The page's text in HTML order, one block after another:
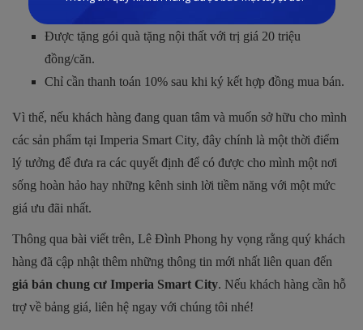
Được tặng gói quà tặng nội thất với trị giá 20 triệu
đồng/căn.
Chỉ cần thanh toán 10% sau khi ký kết hợp đồng mua bán.
Vì thế, nếu khách hàng đang quan tâm và muốn sở hữu cho mình
các sản phẩm tại Imperia Smart City, đây chính là một thời điểm
lý tưởng để đưa ra các quyết định để có được cho mình một nơi
sống hoàn hảo hay những kênh sinh lời tiềm năng với một mức
giá ưu đãi nhất.
Thông qua bài viết trên, Lê Đình Phong hy vọng rằng quý khách
hàng đã cập nhật thêm những thông tin mới nhất liên quan đến
giá bán chung cư Imperia Smart City. Nếu khách hàng cần hỗ
trợ về bảng giá, liên hệ ngay với chúng tôi nhé!